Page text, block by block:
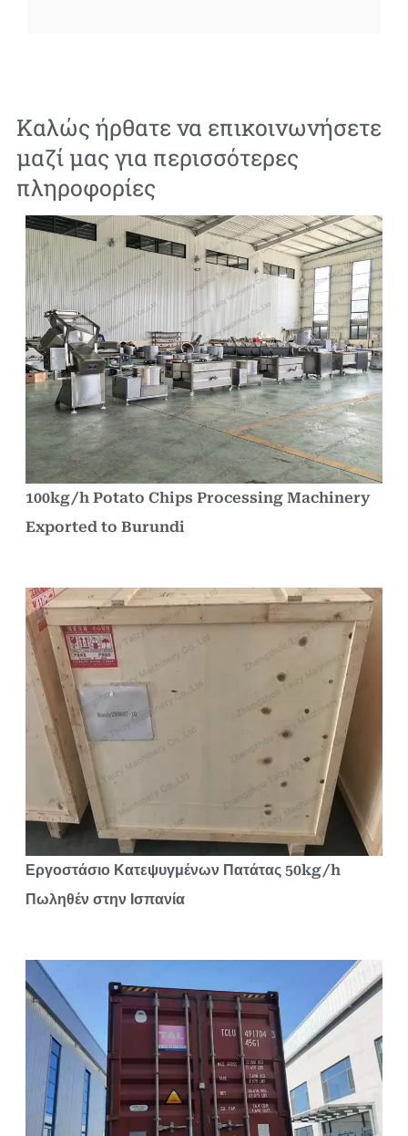
Καλώς ήρθατε να επικοινωνήσετε
μαζί μας για περισσότερες
πληροφορίες
100kg/h Potato Chips Processing Machinery
Exported to Burundi
Εργοστάσιο Κατεψυγμένων Πατάτας 50kg/h
Πωληθέν στην Ισπανία